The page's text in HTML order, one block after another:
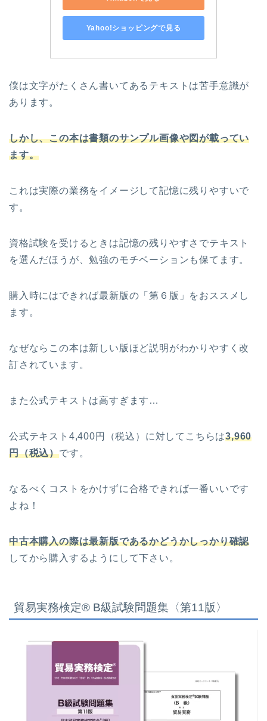
Yahoo!ショッピングで見る
僕は文字がたくさん書いてあるテキストは苦手意識が
あります。
しかし、この本は書類のサンプル画像や図が載ってい
ます。
これは実際の業務をイメージして記憶に残りやすいで
す。
資格試験を受けるときは記憶の残りやすさでテキスト
を選んだほうが、勉強のモチベーションも保てます。
購入時にはできれば最新版の「第６版」をおススメし
ます。
なぜならこの本は新しい版ほど説明がわかりやすく改
訂されています。
また公式テキストは高すぎます…
公式テキスト4,400円（税込）に対してこちらは3,960
円（税込）です。
なるべくコストをかけずに合格できれば一番いいです
よね！
中古本購入の際は最新版であるかどうかしっかり確認
してから購入するようにして下さい。
貿易実務検定® B級試験問題集〈第11版〉